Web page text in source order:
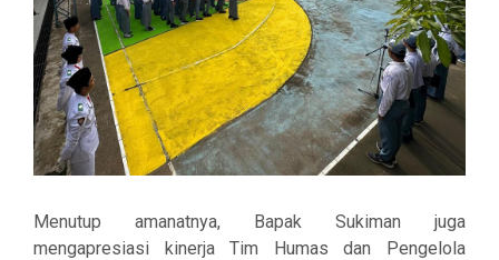
Menutup amanatnya, Bapak Sukiman juga
mengapresiasi kinerjaTim Humas dan Pengelola